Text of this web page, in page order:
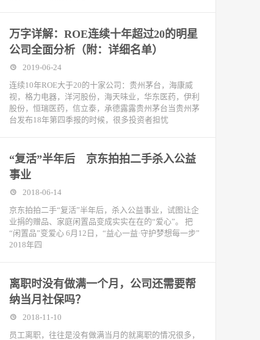
万字详解：ROE连续十年超过20的明星
公司全面分析（附：详细名单）
2019-06-24
连续10年ROE大于20的十家公司：贵州茅台，海康威
视，格力电器，洋河股份，海天味业，华东医药，伊利
股份，恒瑞医药，信立泰，承德露露贵州茅台当贵州茅
台发布18年第四季报的时候，很多投资者担忧
“复活”半年后 京东拍拍二手杀入公益
事业
2018-06-14
京东拍拍二手“复活”半年后，杀入公益事业，试图让企
业捐的赠品、家庭闲置品变成实实在在的“爱心”。 把
“闲置品”变爱心 6月12日，“益心一益·守护梦想每一步”
2018年四
离职时没有做满一个月，公司还需要帮
纳当月社保吗？
2018-11-10
​员工离职，往往是没有做满当月的就离职的情况很多，